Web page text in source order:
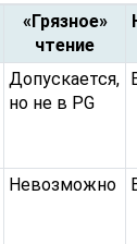
«Грязное»
чтение
Допускается,
но не в PG
Невозможно